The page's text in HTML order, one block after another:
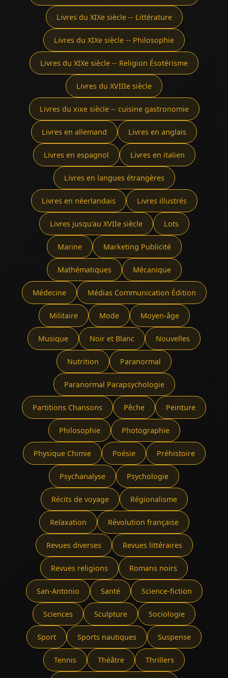
Livres du XIXe siècle -- Littérature
Livres du XIXe siècle -- Philosophie
Livres du XIXe siècle -- Religion Ésotérisme
Livres du XVIIIe siècle
Livres du xixe siècle -- cuisine gastronomie
Livres en allemand Livres en anglais
Livres en espagnol Livres en italien
Livres en langues étrangères
Livres en néerlandais Livres illustrés
Livres jusqu'au XVIIe siècle Lots
Marine Marketing Publicité
Mathématiques Mécanique
Médecine Médias Communication Édition
Militaire Mode Moyen-âge
Musique Noir et Blanc Nouvelles
Nutrition Paranormal
Paranormal Parapsychologie
Partitions Chansons Pêche Peinture
Philosophie Photographie
Physique Chimie Poésie Préhistoire
Psychanalyse Psychologie
Récits de voyage Régionalisme
Relaxation Révolution française
Revues diverses Revues littéraires
Revues religions Romans noirs
San-Antonio Santé Science-fiction
Sciences Sculpture Sociologie
Sport Sports nautiques Suspense
Tennis Théâtre Thrillers